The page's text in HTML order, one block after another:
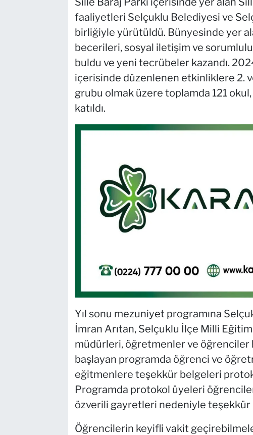
faaliyetleri Selçuklu Belediyesi ve
birliğiyle yürütüldü. Bünyesinde yer
becerileri, sosyal iletişim ve
buldu ve yeni tecrübeler kazandı.
içerisinde düzenlenen etkinliklere 2.
grubu olmak üzere toplamda 121
katıldı.
Yıl sonu mezuniyet programına
İmran Arıtan, Selçuklu İlçe Milli
müdürleri, öğretmenler ve öğrenciler
başlayan programda öğrenci ve
eğitmenlere teşekkür belgeleri
Programda protokol üyeleri
özverili gayretleri nedeniyle teşekkür
Öğrencilerin keyifli vakit